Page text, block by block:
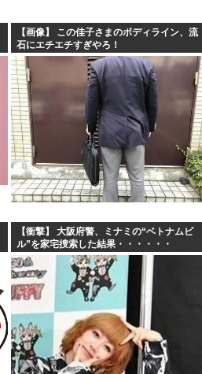
【画像】 この佳子さまのボディライン、流
石にエチエチすぎやろ！
【衝撃】 大阪府警、ミナミの“ベトナムビ
ル”を家宅捜索した結果・・・・・・